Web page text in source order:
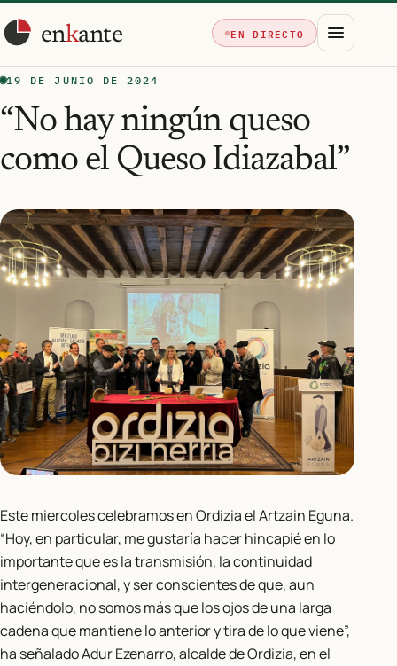
enkante EN DIRECTO
19 DE JUNIO DE 2024
“No hay ningún queso
como el Queso Idiazabal”
Este miercoles celebramos en Ordizia el Artzain Eguna.
“Hoy, en particular, me gustaría hacer hincapié en lo
importante que es la transmisión, la continuidad
intergeneracional, y ser conscientes de que, aun
haciéndolo, no somos más que los ojos de una larga
cadena que mantiene lo anterior y tira de lo que viene”,
ha señalado Adur Ezenarro, alcalde de Ordizia, en el